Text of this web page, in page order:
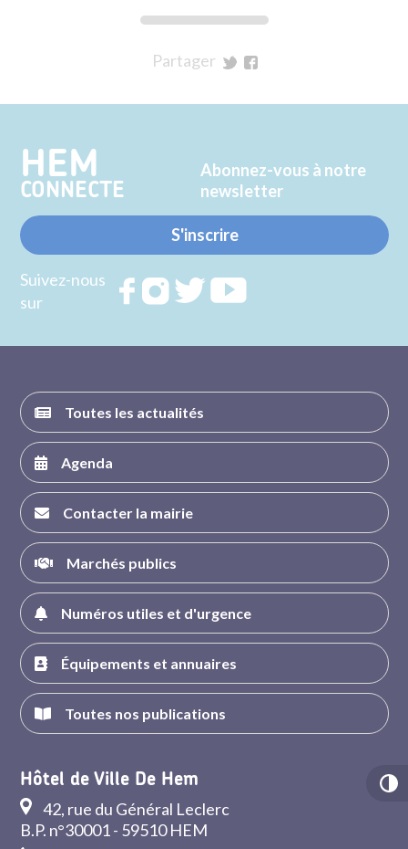
Partager
Twitter
Facebook
HEM
CONNECTE
Abonnez-vous à notre
newsletter
S'inscrire
Suivez-nous
sur
RejoignezRejoignezRejoignez
Toutes les actualités
Agenda
Contacter la mairie
Marchés publics
Numéros utiles et d'urgence
Équipements et annuaires
Toutes nos publications
Hôtel de Ville De Hem
42, rue du Général Leclerc
B.P. n°30001 - 59510 HEM